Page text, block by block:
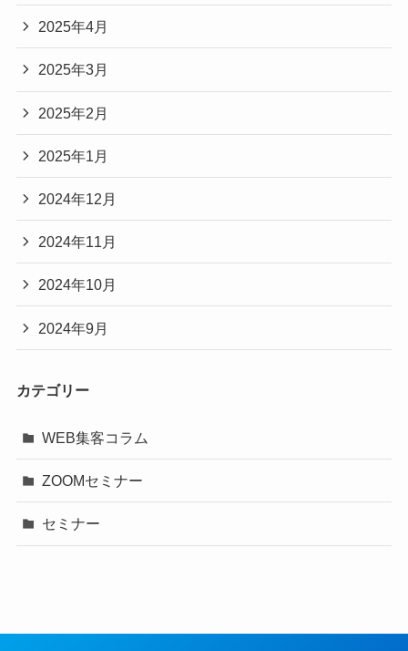
2025年4月
2025年3月
2025年2月
2025年1月
2024年12月
2024年11月
2024年10月
2024年9月
カテゴリー
WEB集客コラム
ZOOMセミナー
セミナー